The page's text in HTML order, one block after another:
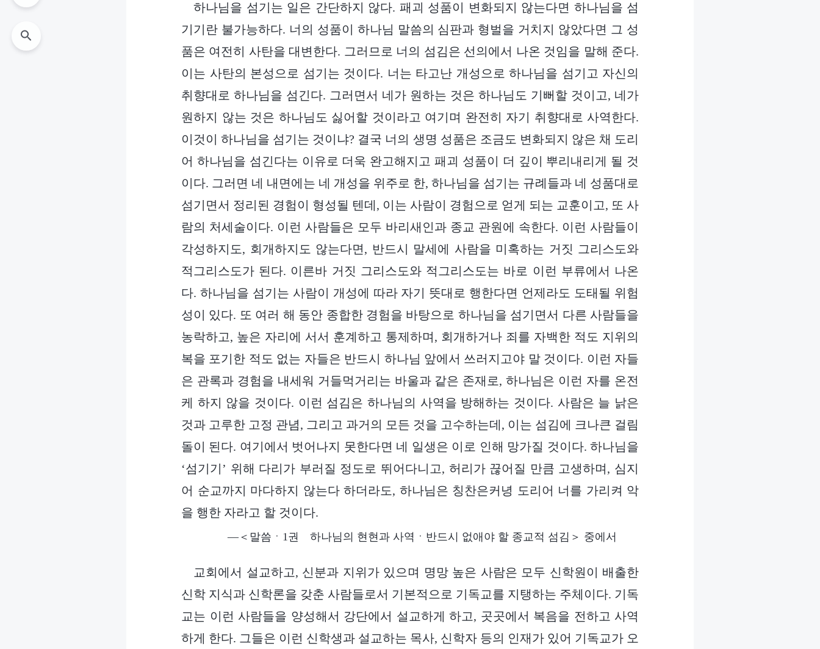
하나님을 섬기는 일은 간단하지 않다. 패괴 성품이 변화되지 않는다면 하나님을 섬
기기란 불가능하다. 너의 성품이 하나님 말씀의 심판과 형벌을 거치지 않았다면 그 성
품은 여전히 사탄을 대변한다. 그러므로 너의 섬김은 선의에서 나온 것임을 말해 준다.
이는 사탄의 본성으로 섬기는 것이다. 너는 타고난 개성으로 하나님을 섬기고 자신의
취향대로 하나님을 섬긴다. 그러면서 네가 원하는 것은 하나님도 기뻐할 것이고, 네가
원하지 않는 것은 하나님도 싫어할 것이라고 여기며 완전히 자기 취향대로 사역한다.
이것이 하나님을 섬기는 것이냐? 결국 너의 생명 성품은 조금도 변화되지 않은 채 도리
어 하나님을 섬긴다는 이유로 더욱 완고해지고 패괴 성품이 더 깊이 뿌리내리게 될 것
이다. 그러면 네 내면에는 네 개성을 위주로 한, 하나님을 섬기는 규례들과 네 성품대로
섬기면서 정리된 경험이 형성될 텐데, 이는 사람이 경험으로 얻게 되는 교훈이고, 또 사
람의 처세술이다. 이런 사람들은 모두 바리새인과 종교 관원에 속한다. 이런 사람들이
각성하지도, 회개하지도 않는다면, 반드시 말세에 사람을 미혹하는 거짓 그리스도와
적그리스도가 된다. 이른바 거짓 그리스도와 적그리스도는 바로 이런 부류에서 나온
다. 하나님을 섬기는 사람이 개성에 따라 자기 뜻대로 행한다면 언제라도 도태될 위험
성이 있다. 또 여러 해 동안 종합한 경험을 바탕으로 하나님을 섬기면서 다른 사람들을
농락하고, 높은 자리에 서서 훈계하고 통제하며, 회개하거나 죄를 자백한 적도 지위의
복을 포기한 적도 없는 자들은 반드시 하나님 앞에서 쓰러지고야 말 것이다. 이런 자들
은 관록과 경험을 내세워 거들먹거리는 바울과 같은 존재로, 하나님은 이런 자를 온전
케 하지 않을 것이다. 이런 섬김은 하나님의 사역을 방해하는 것이다. 사람은 늘 낡은
것과 고루한 고정 관념, 그리고 과거의 모든 것을 고수하는데, 이는 섬김에 크나큰 걸림
돌이 된다. 여기에서 벗어나지 못한다면 네 일생은 이로 인해 망가질 것이다. 하나님을
‘섬기기’ 위해 다리가 부러질 정도로 뛰어다니고, 허리가 끊어질 만큼 고생하며, 심지
어 순교까지 마다하지 않는다 하더라도, 하나님은 칭찬은커녕 도리어 너를 가리켜 악
을 행한 자라고 할 것이다.
―＜말씀ㆍ1권 하나님의 현현과 사역ㆍ반드시 없애야 할 종교적 섬김＞ 중에서
교회에서 설교하고, 신분과 지위가 있으며 명망 높은 사람은 모두 신학원이 배출한
신학 지식과 신학론을 갖춘 사람들로서 기본적으로 기독교를 지탱하는 주체이다. 기독
교는 이런 사람들을 양성해서 강단에서 설교하게 하고, 곳곳에서 복음을 전하고 사역
하게 한다. 그들은 이런 신학생과 설교하는 목사, 신학자 등의 인재가 있어 기독교가 오